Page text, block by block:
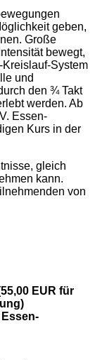
geben,
Große
bewegt,
System
und
den ¾ Takt
werden. Ab
Essen-
Kurs in der
gleich
kann.
von
EUR für